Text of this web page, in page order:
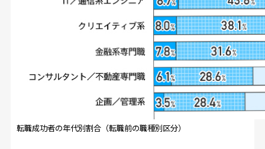
転職成功者の年代別割合（転職前の職種別区分）